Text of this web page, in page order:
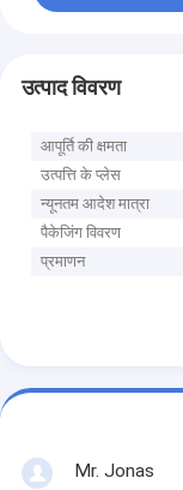
उत्पाद विवरण
आपूर्ति की क्षमता
उत्पत्ति के प्लेस
न्यूनतम आदेश मात्रा
पैकेजिंग विवरण
प्रमाणन
Mr. Jonas